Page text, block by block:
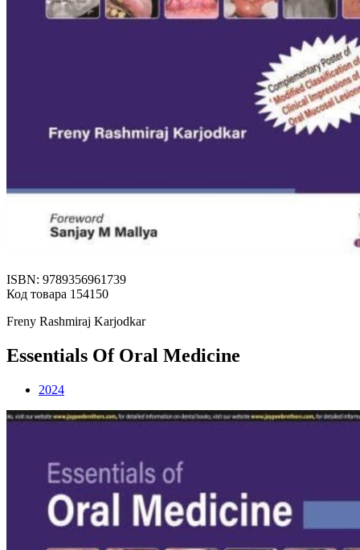
ISBN: 9789356961739
Код товара 154150
Freny Rashmiraj Karjodkar
Essentials Of Oral Medicine
2024